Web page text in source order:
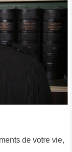
de votre vie,